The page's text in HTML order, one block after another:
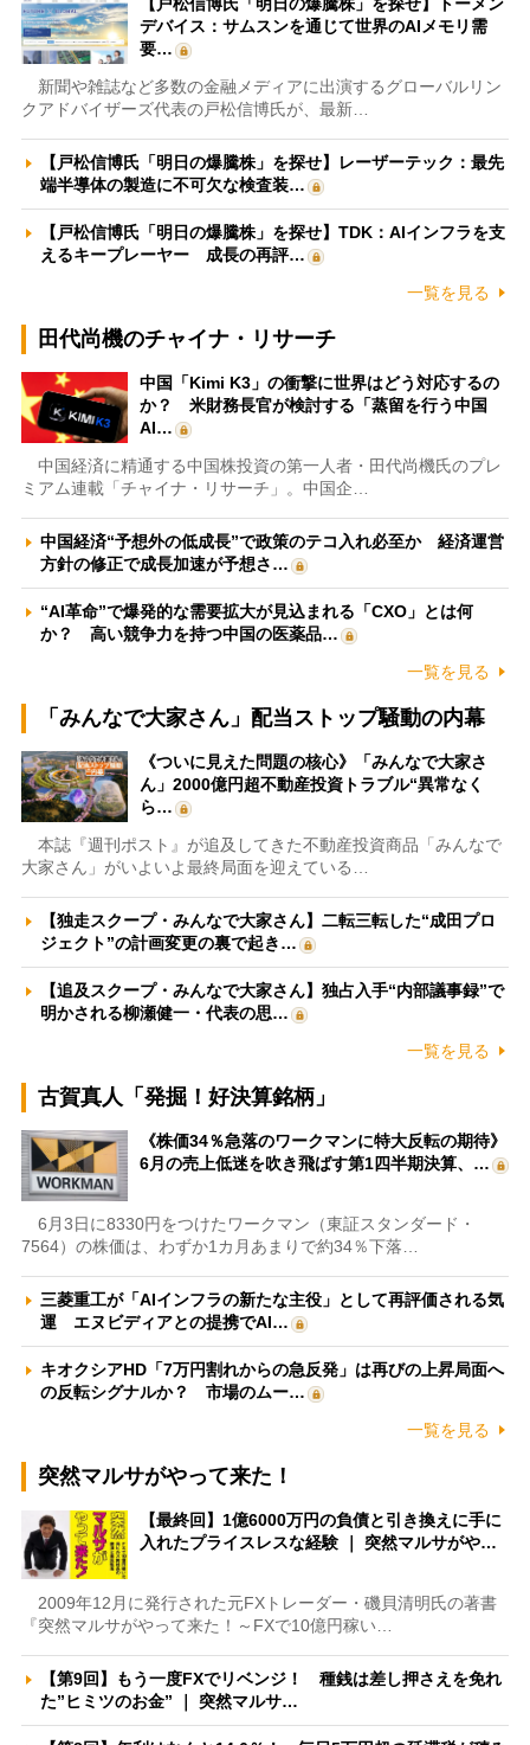
デバイス：サムスンを通じて世界のAIメモリ需
要…
新聞や雑誌など多数の金融メディアに出演するグローバルリン
クアドバイザーズ代表の戸松信博氏が、最新…
【戸松信博氏「明日の爆騰株」を探せ】レーザーテック：最先
端半導体の製造に不可欠な検査装…
【戸松信博氏「明日の爆騰株」を探せ】TDK：AIインフラを支
えるキープレーヤー 成長の再評…
一覧を見る
田代尚機のチャイナ・リサーチ
中国「Kimi K3」の衝撃に世界はどう対応するの
か？ 米財務長官が検討する「蒸留を行う中国
AI…
中国経済に精通する中国株投資の第一人者・田代尚機氏のプレ
ミアム連載「チャイナ・リサーチ」。中国企…
中国経済“予想外の低成長”で政策のテコ入れ必至か 経済運営
方針の修正で成長加速が予想さ…
“AI革命”で爆発的な需要拡大が見込まれる「CXO」とは何
か？ 高い競争力を持つ中国の医薬品…
一覧を見る
「みんなで大家さん」配当ストップ騒動の内幕
《ついに見えた問題の核心》「みんなで大家さ
ん」2000億円超不動産投資トラブル“異常なく
ら…
本誌『週刊ポスト』が追及してきた不動産投資商品「みんなで
大家さん」がいよいよ最終局面を迎えている…
【独走スクープ・みんなで大家さん】二転三転した“成田プロ
ジェクト”の計画変更の裏で起き…
【追及スクープ・みんなで大家さん】独占入手“内部議事録”で
明かされる柳瀬健一・代表の思…
一覧を見る
古賀真人「発掘！好決算銘柄」
《株価34％急落のワークマンに特大反転の期待》
6月の売上低迷を吹き飛ばす第1四半期決算、…
6月3日に8330円をつけたワークマン（東証スタンダード・
7564）の株価は、わずか1カ月あまりで約34％下落…
三菱重工が「AIインフラの新たな主役」として再評価される気
運 エヌビディアとの提携でAI…
キオクシアHD「7万円割れからの急反発」は再びの上昇局面へ
の反転シグナルか？ 市場のムー…
一覧を見る
突然マルサがやって来た！
【最終回】1億6000万円の負債と引き換えに手に
入れたプライスレスな経験 ｜ 突然マルサがや…
2009年12月に発行された元FXトレーダー・磯貝清明氏の著書
『突然マルサがやって来た！～FXで10億円稼い…
【第9回】もう一度FXでリベンジ！ 種銭は差し押さえを免れ
た”ヒミツのお金” ｜ 突然マルサ…